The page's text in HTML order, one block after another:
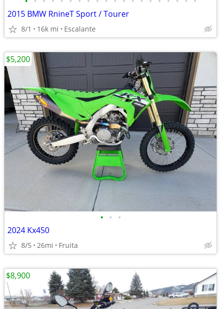
2015 BMW RnineT Sport / Tourer
8/1 16k mi Escalante
• • •
2024 Kx450
8/5 26mi Fruita
$5,200
$8,900